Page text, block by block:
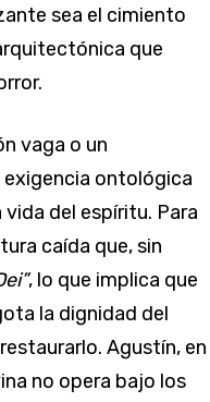
sea el cimiento
que
vaga o un
ontológica
del espíritu. Para
caída que, sin
, lo que implica que
la dignidad del
Agustín, en
no opera bajo los